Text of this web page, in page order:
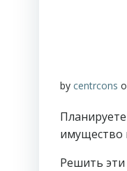
by centrcons
имущество
Решить